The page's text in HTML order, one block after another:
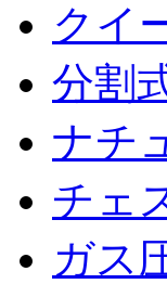
クイ
分割
ナチ
チェ
ガス